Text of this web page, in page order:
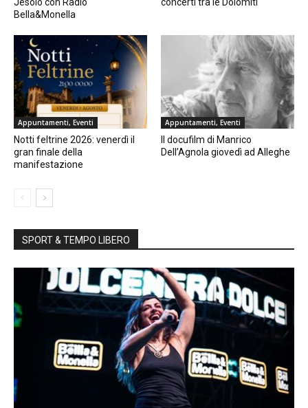
Bella&Monella
Appuntamenti, Eventi
Notti feltrine 2026: venerdì il
gran finale della
manifestazione
Appuntamenti, Eventi
Il docufilm di Manrico
Dell’Agnola giovedì ad Alleghe
SPORT & TEMPO LIBERO